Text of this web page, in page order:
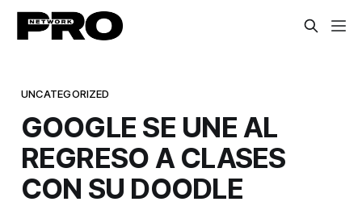
UNCATEGORIZED
GOOGLE SE UNE AL
REGRESO A CLASES
CON SU DOODLE